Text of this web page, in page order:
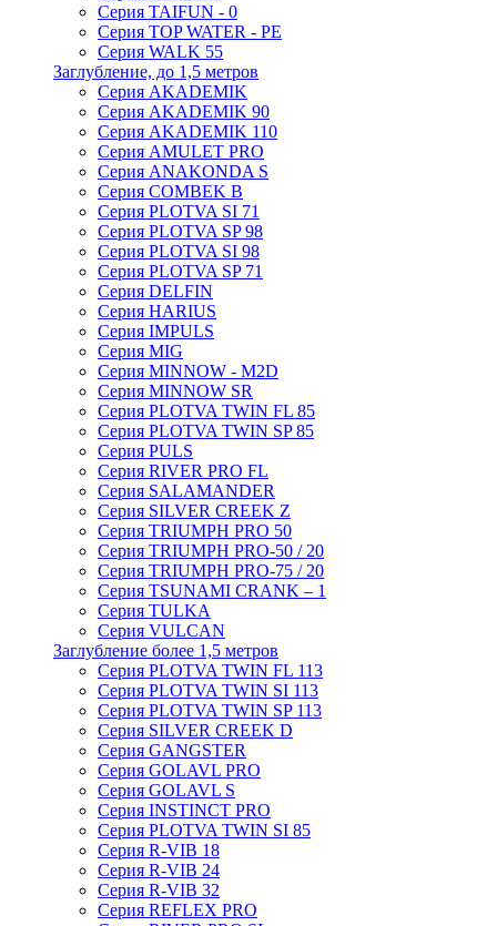
Серия TAIFUN - 0
Серия TOP WATER - PE
Серия WALK 55
Заглубление, до 1,5 метров
Серия AKADEMIK
Серия AKADEMIK 90
Серия AKADEMIK 110
Серия AMULET PRO
Серия ANAKONDA S
Серия COMBEK B
Серия PLOTVA SI 71
Серия PLOTVA SP 98
Серия PLOTVA SI 98
Серия PLOTVA SP 71
Серия DELFIN
Серия HARIUS
Серия IMPULS
Серия MIG
Серия MINNOW - M2D
Серия MINNOW SR
Серия PLOTVA TWIN FL 85
Серия PLOTVA TWIN SP 85
Серия PULS
Серия RIVER PRO FL
Серия SALAMANDER
Серия SILVER CREEK Z
Серия TRIUMPH PRO 50
Серия TRIUMPH PRO-50 / 20
Серия TRIUMPH PRO-75 / 20
Серия TSUNAMI CRANK – 1
Серия TULKA
Серия VULCAN
Заглубление более 1,5 метров
Серия PLOTVA TWIN FL 113
Серия PLOTVA TWIN SI 113
Серия PLOTVA TWIN SP 113
Серия SILVER CREEK D
Серия GANGSTER
Серия GOLAVL PRO
Серия GOLAVL S
Серия INSTINCT PRO
Серия PLOTVA TWIN SI 85
Серия R-VIB 18
Серия R-VIB 24
Серия R-VIB 32
Серия REFLEX PRO